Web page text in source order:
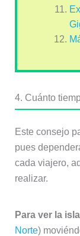
4. Cuánto
Este consejo
pues
cada viajero,
realizar.
Para ver la
Norte)